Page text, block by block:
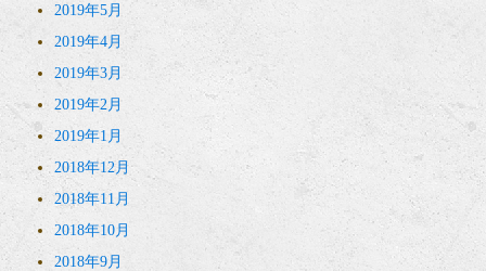
2019年5月
2019年4月
2019年3月
2019年2月
2019年1月
2018年12月
2018年11月
2018年10月
2018年9月